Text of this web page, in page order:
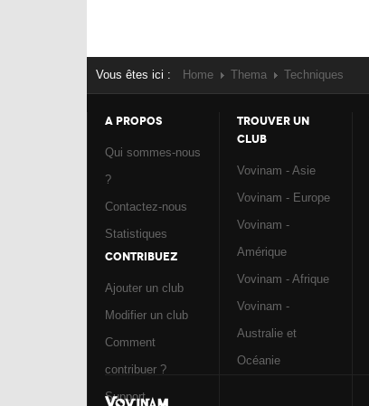
Vous êtes ici : Home Thema Techniques
A PROPOS
Qui sommes-nous
?
Contactez-nous
Statistiques
CONTRIBUEZ
Ajouter un club
Modifier un club
Comment
contribuer ?
Support
TROUVER UN
CLUB
Vovinam - Asie
Vovinam - Europe
Vovinam -
Amérique
Vovinam - Afrique
Vovinam -
Australie et
Océanie